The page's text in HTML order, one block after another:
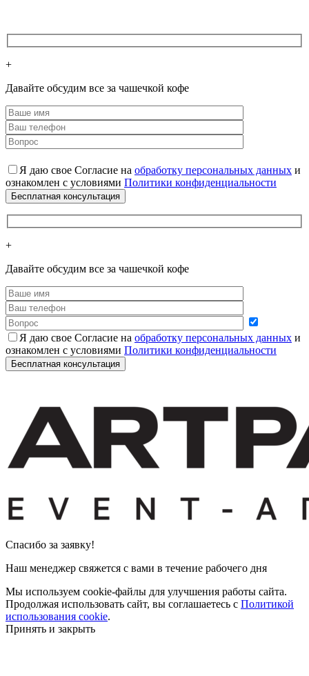
+
Давайте обсудим все за чашечкой кофе
Я даю свое Согласие на обработку персональных данных и
ознакомлен с условиями Политики конфиденциальности
+
Давайте обсудим все за чашечкой кофе
Я даю свое Согласие на обработку персональных данных и
ознакомлен с условиями Политики конфиденциальности
Cпасибо за заявку!
Наш менеджер свяжется с вами в течение рабочего дня
Мы используем cookie-файлы для улучшения работы сайта.
Продолжая использовать сайт, вы соглашаетесь с Политикой
использования cookie.
Принять и закрыть